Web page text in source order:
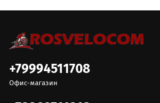
+79994511708
Офис-магазин